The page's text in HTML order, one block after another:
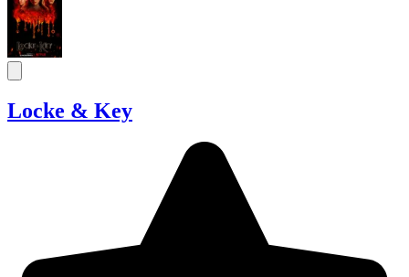
Locke & Key